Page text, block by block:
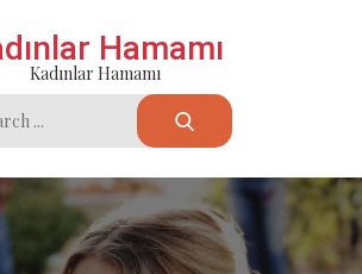
Hamamı
Kadınlar Hamamı